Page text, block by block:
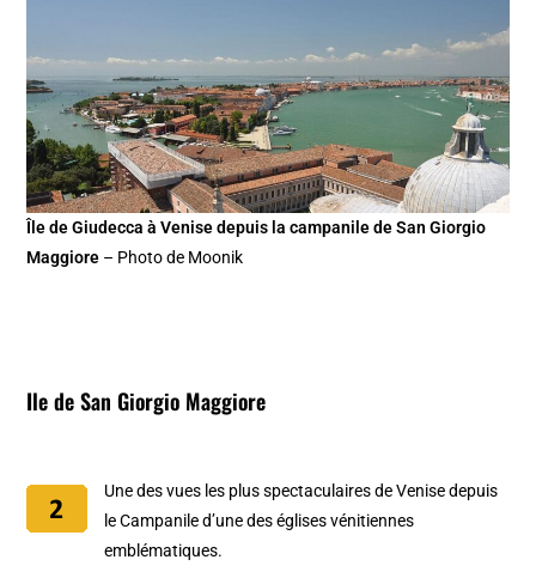
Île de Giudecca à Venise depuis la campanile de San Giorgio
Maggiore – Photo de Moonik
Ile de San Giorgio Maggiore
Une des vues les plus spectaculaires de Venise depuis
le Campanile d’une des églises vénitiennes
emblématiques.